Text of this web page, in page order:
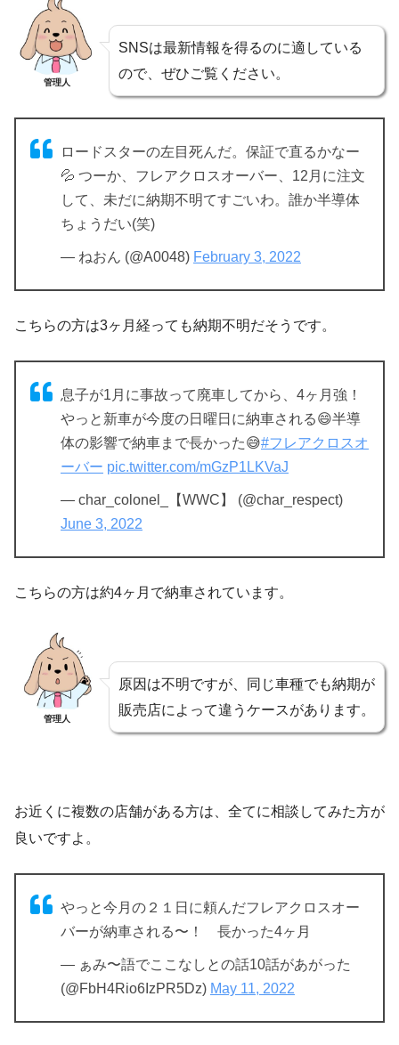
管理人
SNSは最新情報を得るのに適している
ので、ぜひご覧ください。
ロードスターの左目死んだ。保証で直るかなー
💦 つーか、フレアクロスオーバー、12月に注文
して、未だに納期不明てすごいわ。誰か半導体
ちょうだい(笑)
— ねおん (@A0048) February 3, 2022
こちらの方は3ヶ月経っても納期不明だそうです。
息子が1月に事故って廃車してから、4ヶ月強！
やっと新車が今度の日曜日に納車される😄半導
体の影響で納車まで長かった😅#フレアクロスオ
ーバー pic.twitter.com/mGzP1LKVaJ
— char_colonel_【WWC】 (@char_respect)
June 3, 2022
こちらの方は約4ヶ月で納車されています。
管理人
原因は不明ですが、同じ車種でも納期が
販売店によって違うケースがあります。
お近くに複数の店舗がある方は、全てに相談してみた方が
良いですよ。
やっと今月の２１日に頼んだフレアクロスオー
バーが納車される〜！ 長かった4ヶ月
— ぁみ〜語でここなしとの話10話があがった
(@FbH4Rio6IzPR5Dz) May 11, 2022